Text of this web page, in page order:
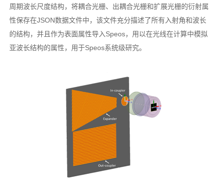
周期波长尺度结构，将耦合光栅、出耦合光栅和扩展光栅的衍射属
性保存在JSON数据文件中，该文件充分描述了所有入射角和波长
的结构，并且作为表面属性导入Speos，用以在光线在计算中模拟
亚波长结构的属性，用于Speos系统级研究。